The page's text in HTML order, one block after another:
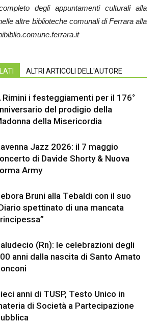
degli appuntamenti culturali alla
altre biblioteche comunali di Ferrara alla
ALTRI ARTICOLI DELL'AUTORE
Rimini i festeggiamenti per il 176°
del prodigio della
della Misericordia
Jazz 2026: il 7 maggio
di Davide Shorty & Nuova
Army
Bruni alla Tebaldi con il suo
spettinato di una mancata
(Rn): le celebrazioni degli
anni dalla nascita di Santo Amato
anni di TUSP, Testo Unico in
di Società a Partecipazione